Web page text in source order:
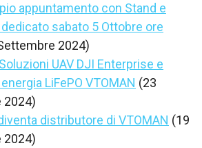
appuntamento con Stand e
sabato 5 Ottobre ore
2024)
UAV DJI Enterprise e
LiFePO VTOMAN (23
2024)
distributore di VTOMAN (19
2024)